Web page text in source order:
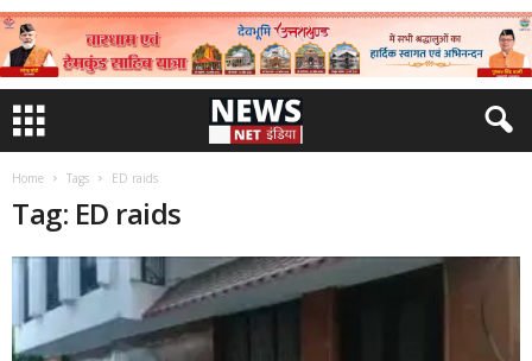
Home Tags ED raids
Tag: ED raids